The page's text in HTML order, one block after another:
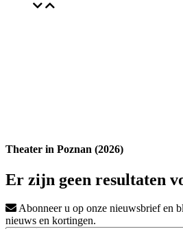
Theater in Poznan (2026)
Er zijn geen resultaten
Abonneer u op onze nieuwsbrief en
nieuws en kortingen.